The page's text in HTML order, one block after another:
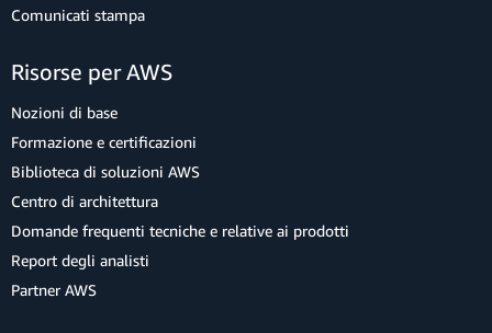
Comunicati stampa
Risorse per AWS
Nozioni di base
Formazione e certificazioni
Biblioteca di soluzioni AWS
Centro di architettura
Domande frequenti tecniche e relative ai prodotti
Report degli analisti
Partner AWS